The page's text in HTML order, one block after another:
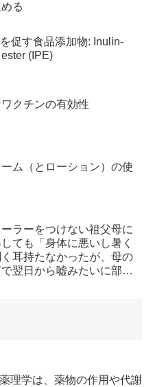
る
促す食品添加物: Inulin-
(IPE)
クチンの有効性
ム（とローション）の使
ラーをつけない祖父母に
ても「身体に悪いし暑く
耳持たなかったが、母の
翌日から嘘みたいに部屋
理学は、薬物の作用や代謝